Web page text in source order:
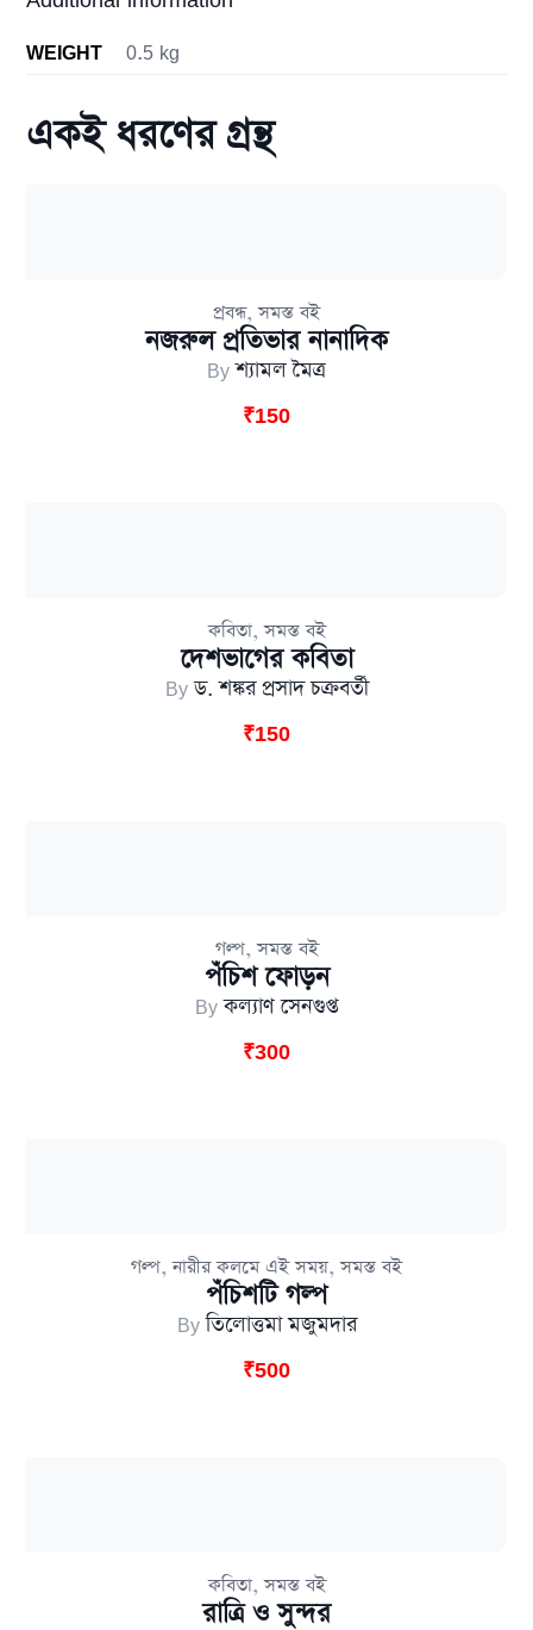
WEIGHT 0.5 kg
একই ধরণের গ্রন্থ
প্রবন্ধ,সমস্ত বই
নজরুল প্রতিভার নানাদিক
Byশ্যামল মৈত্র
₹150
কবিতা,সমস্ত বই
দেশভাগের কবিতা
Byড. শঙ্কর প্রসাদ চক্রবর্তী
₹150
গল্প,সমস্ত বই
পঁচিশ ফোড়ন
Byকল্যাণ সেনগুপ্ত
₹300
গল্প,নারীর কলমে এই সময়,সমস্ত বই
পঁচিশটি গল্প
Byতিলোত্তমা মজুমদার
₹500
কবিতা,সমস্ত বই
রাত্রি ও সুন্দর